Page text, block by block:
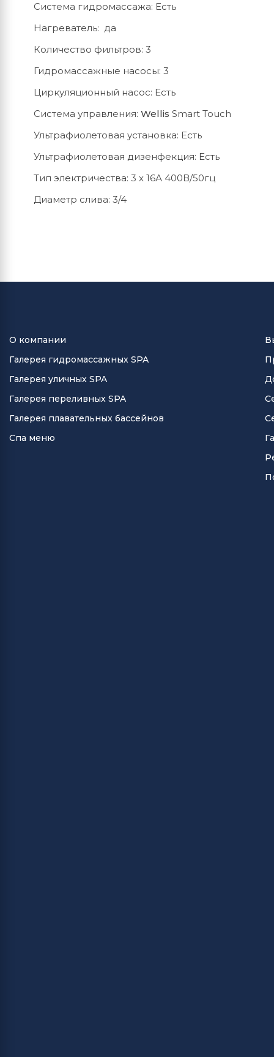
Система гидромассажа: Есть
Нагреватель: да
Количество фильтров: 3
Гидромассажные насосы: 3
Циркуляционный насос: Есть
Система управления: Wellis Smart Touch
Ультрафиолетовая установка: Есть
Ультрафиолетовая дизенфекция: Есть
Тип электричества: 3 х 16А 400В/50гц
Диаметр слива: 3/4
О компании
Галерея гидромассажных SPA
Галерея уличных SPA
Галерея переливных SPA
Галерея плавательных бассейнов
Спа меню